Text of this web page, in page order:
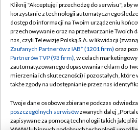
TVP
Abonament TVP
Emisja w TVP
Centrum informacji TVP
Naziemna Telewizja Cyfrowa
Rada Programowa
System NOS
Regulamin
Polityka
Moje zgody
Pomoc
Kontakt
Kliknij "Akceptuję i przechodzę do serwisu", aby
korzystanie z technologii automatycznego
dostęp do informacji na Twoim urządzeniu
przechowywanie oraz na przetwarzanie Twoich
nas, czyli Telewizję Polską S.A. w likwidacji
Zaufanych Partnerów z IAB* (1201 firm) oraz
Partnerów TVP (93 firm), w celach
zautomatyzowanego dopasowania reklam do
mierzenia ich skuteczności) i pozostałych, które
także zgody na udostępnianie przez nas
Twoje dane osobowe zbierane podczas
poszczególnych serwisówzwanych dalej
zapisywane za pomocą technologii takich jak: